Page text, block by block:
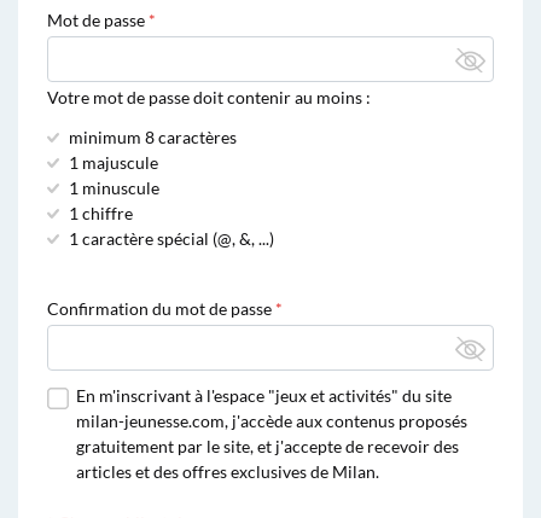
Mot de passe
Votre mot de passe doit contenir au moins :
minimum 8 caractères
1 majuscule
1 minuscule
1 chiffre
1 caractère spécial (@, &, ...)
Confirmation du mot de passe
En m'inscrivant à l'espace "jeux et activités" du site
milan-jeunesse.com, j'accède aux contenus proposés
gratuitement par le site, et j'accepte de recevoir des
articles et des offres exclusives de Milan.